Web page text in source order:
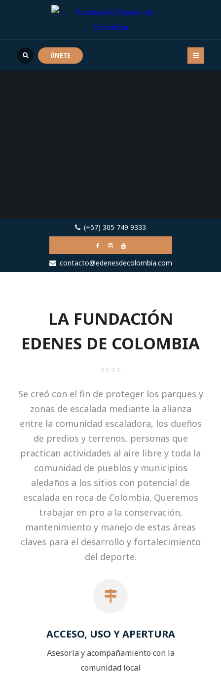
ÚNETE
(+57) 305 749 9333
contacto@edenesdecolombia.com
LA FUNDACIÓN
EDENES DE COLOMBIA
Se creó con el fin de proteger los parques y
zonas de escalada mediante la alianza
entre la comunidad escaladora, los dueños
de predios y terrenos, personas que
practican actividades al aire libre y toda la
comunidad de pueblos y municipios
aledaños a los sitios con potencial de
escalada en roca de Colombia. Queremos
trabajar en pro a la conservación,
mantenimiento y manejo de estas áreas
claves para el desarrollo y fortalecimiento
del deporte.
ACCESO, USO Y APERTURA
Asesoría y acompañamiento con la
comunidad local